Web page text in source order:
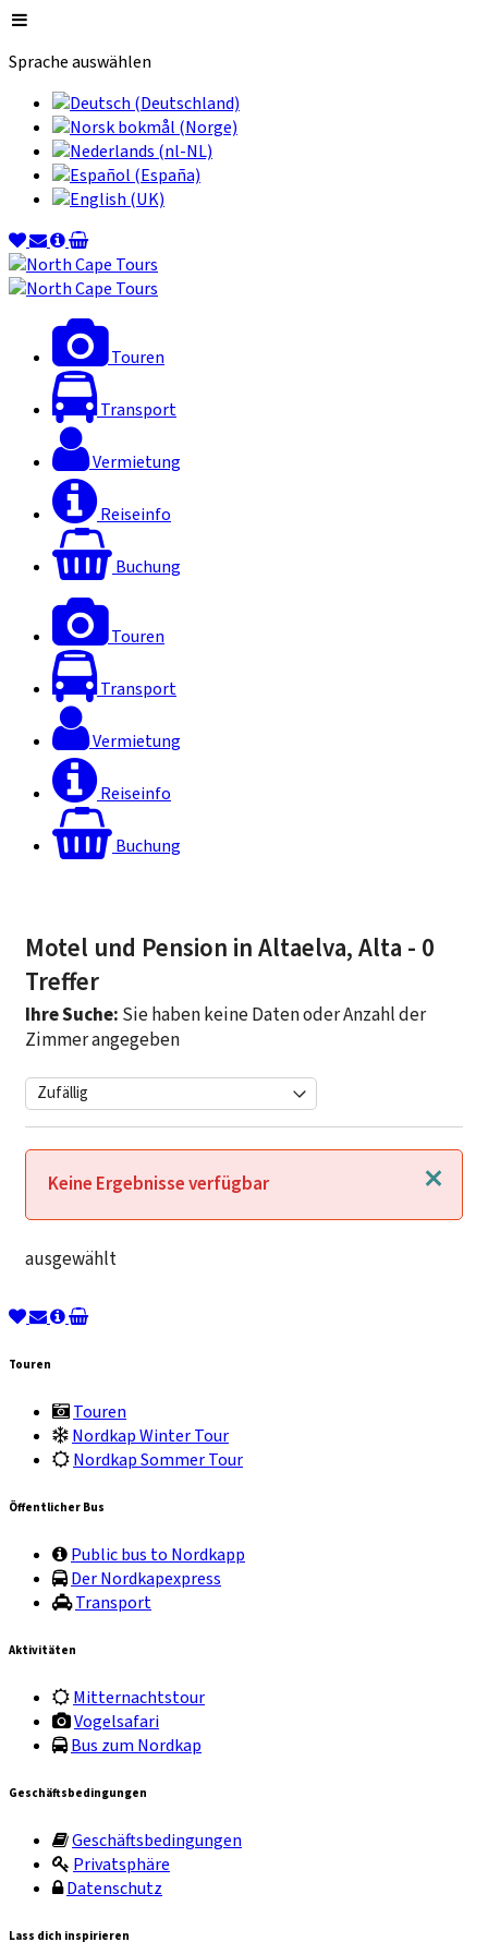
Sprache auswählen
Touren
Transport
Vermietung
Reiseinfo
Buchung
Touren
Transport
Vermietung
Reiseinfo
Buchung
Motel und Pension in Altaelva, Alta - 0
Treffer
Ihre Suche: Sie haben keine Daten oder Anzahl der
Zimmer angegeben
Schließen
Keine Ergebnisse verfügbar
ausgewählt
Touren
Touren
Nordkap Winter Tour
Nordkap Sommer Tour
Öffentlicher Bus
Public bus to Nordkapp
Der Nordkapexpress
Transport
Aktivitäten
Mitternachtstour
Vogelsafari
Bus zum Nordkap
Geschäftsbedingungen
Geschäftsbedingungen
Privatsphäre
Datenschutz
Lass dich inspirieren